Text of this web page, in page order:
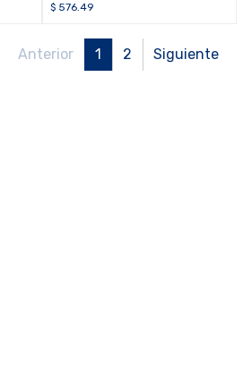
de 3 m (10 pies) HAWK®KH/RGS-
$ 576.49
Anterior 1 2 Siguiente